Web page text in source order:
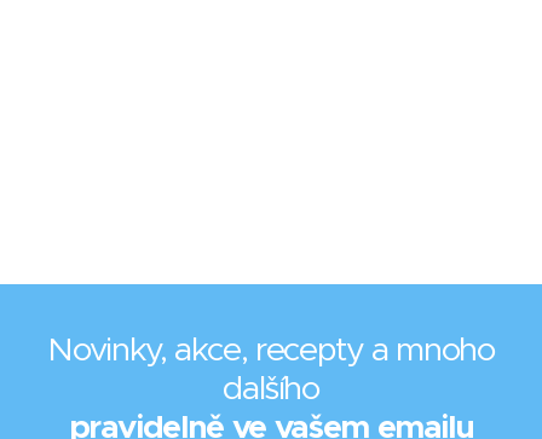
Novinky, akce, recepty a mnoho
dalšího
pravidelně ve vašem emailu